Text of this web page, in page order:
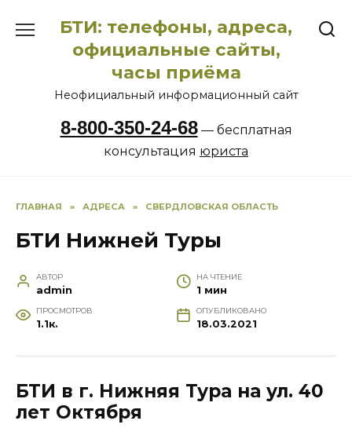
содержанию
БТИ: телефоны, адреса,
официальные сайты,
часы приёма
Неофициальный информационный сайт
8-800-350-24-68— бесплатная
консультация юриста
ГЛАВНАЯ » АДРЕСА » СВЕРДЛОВСКАЯ ОБЛАСТЬ
БТИ Нижней Туры
АВТОР
admin
НА ЧТЕНИЕ
1 мин
ПРОСМОТРОВ
1.1к.
ОПУБЛИКОВАНО
18.03.2021
БТИ в г. Нижняя Тура на ул. 40
лет Октября